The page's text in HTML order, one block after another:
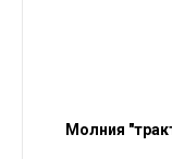
Молния